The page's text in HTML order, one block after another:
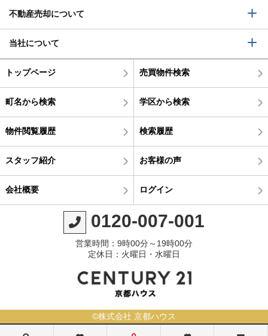
不動産売却について
当社について
トップページ 売買物件検索
町名から検索 学区から検索
物件閲覧履歴 検索履歴
スタッフ紹介 お客様の声
会社概要 ログイン
0120-007-001
営業時間：9時00分～19時00分
定休日：火曜日・水曜日
©株式会社 京都ハウス